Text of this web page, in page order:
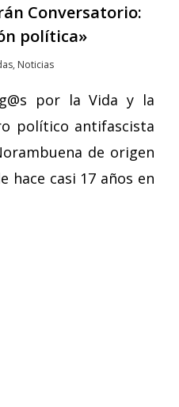
Conversatorio:
política»
, Noticias
por la Vida y la
político antifascista
de origen
hace casi 17 años en